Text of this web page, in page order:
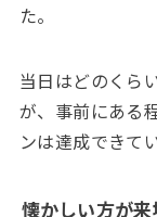
た。
当日はどのくら
が、事前にある
ンは達成できて
懐かしい方が来